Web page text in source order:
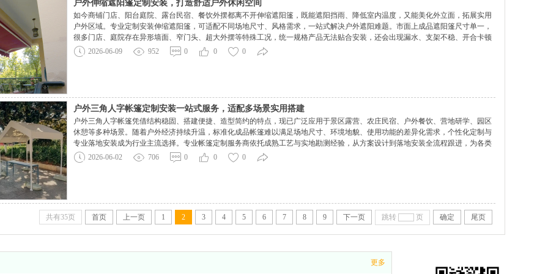
户外伸缩遮阳篷定制安装，打造舒适户外休闲空间
如今商铺门店、阳台庭院、露台民宿、餐饮外摆都离不开伸缩遮阳篷，既能遮阳挡雨、降低室内温度，又能美化外立面，拓展实用
户外区域。专业定制安装伸缩遮阳篷，可适配不同场地尺寸、风格需求，一站式解决户外遮阳难题。市面上成品遮阳篷尺寸单一，
很多门店、庭院存在异形墙面、窄门头、超大外摆等特殊工况，统一规格产品无法贴合安装，还会出现漏水、支架不稳、开合卡顿
等问题。定制伸缩遮阳篷可根据实地长宽、墙体承重、采光需求量身设计，从面料、骨架、操控方式到外观配色均可自由选择，适
配各类场景。遮阳篷核心分为骨架与防水面料两大
2026-06-09 952 0 0 0
户外三角人字帐篷定制安装一站式服务，适配多场景实用搭建
户外三角人字帐篷凭借结构稳固、搭建便捷、造型简约的特点，现已广泛应用于景区露营、农庄民宿、户外餐饮、营地研学、园区
休憩等多种场景。随着户外经济持续升温，标准化成品帐篷难以满足场地尺寸、环境地貌、使用功能的差异化需求，个性化定制与
专业落地安装成为行业主流选择。专业帐篷定制服务商依托成熟工艺与实地勘测经验，从方案设计到落地安装全流程跟进，为各类
经营主体打造适配场地的人字三角帐篷。三角人字帐篷采用人字坡面结构，力学布局合理，雨水积雪可沿坡面自然滑落，抗风防雨
性能出众。定制服务打破成品固定规格限制，可根
2026-06-02 706 0 0 0
共有35页 首页 上一页 1 2 3 4 5 6 7 8 9 下一页 跳转 页 确定 尾页
更多